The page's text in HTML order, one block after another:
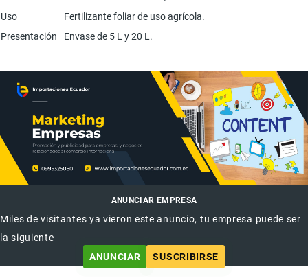
Uso
Fertilizante foliar de uso agrícola.
Presentación
Envase de 5 L y 20 L.
ANUNCIAR EMPRESA
Miles de visitantes ya vieron este anuncio, tu empresa puede ser
la siguiente
ANUNCIAR
SUSCRIBIRSE